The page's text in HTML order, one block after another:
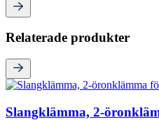
Relaterade produkter
Slangklämma, 2-